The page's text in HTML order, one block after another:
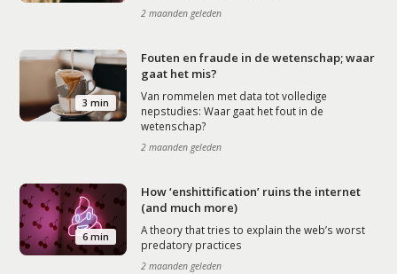
2 maanden geleden
3 min
Fouten en fraude in de wetenschap; waar
gaat het mis?
Van rommelen met data tot volledige
nepstudies: Waar gaat het fout in de
wetenschap?
2 maanden geleden
6 min
How ‘enshittification’ ruins the internet
(and much more)
A theory that tries to explain the web’s worst
predatory practices
2 maanden geleden